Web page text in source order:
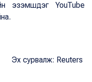
эзэмшдэг YouTube
Эх сурвалж: Reuters